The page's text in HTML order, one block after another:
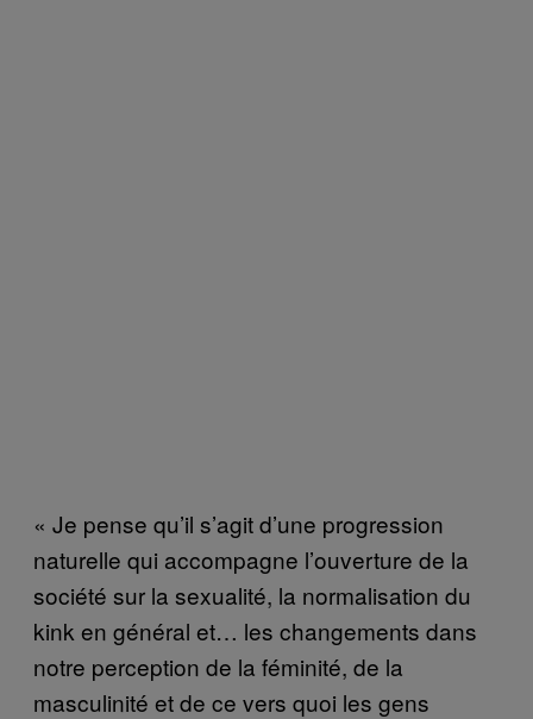
« Je pense qu’il s’agit d’une progression
naturelle qui accompagne l’ouverture de la
société sur la sexualité, la normalisation du
kink en général et… les changements dans
notre perception de la féminité, de la
masculinité et de ce vers quoi les gens